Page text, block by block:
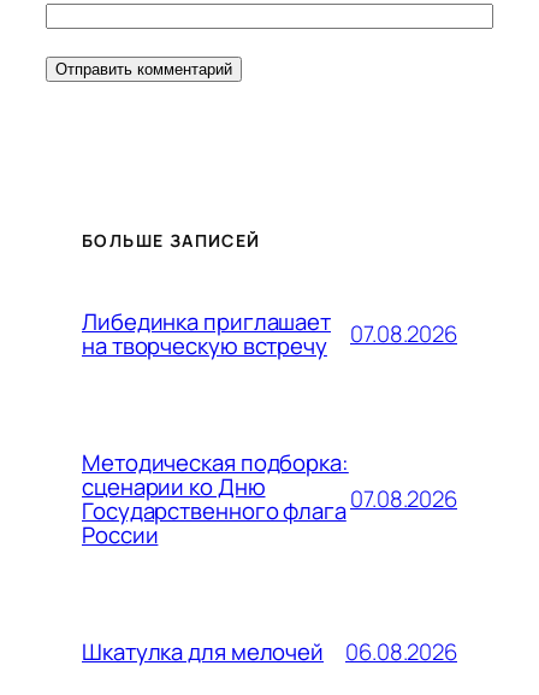
БОЛЬШЕ ЗАПИСЕЙ
Либединка приглашает
на творческую встречу 07.08.2026
Методическая подборка:
сценарии ко Дню
Государственного флага
России
07.08.2026
Шкатулка для мелочей 06.08.2026